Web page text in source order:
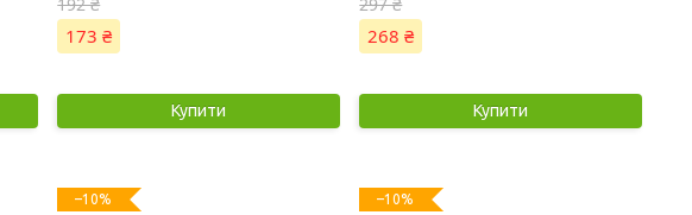
173 ₴
Купити
268 ₴
Купити
–10% –10%